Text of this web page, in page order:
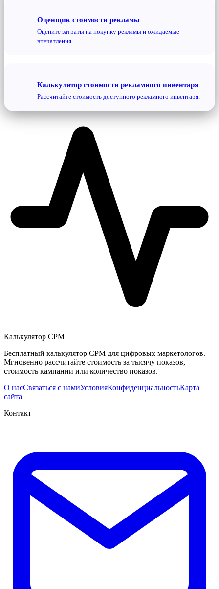
Оценщик стоимости рекламы
Оцените затраты на покупку рекламы и ожидаемые
впечатления.
Калькулятор стоимости рекламного инвентаря
Рассчитайте стоимость доступного рекламного инвентаря.
Калькулятор CPM
Бесплатный калькулятор CPM для цифровых маркетологов.
Мгновенно рассчитайте стоимость за тысячу показов,
стоимость кампании или количество показов.
О насСвязаться с намиУсловияКонфиденциальностьКарта
сайта
Контакт